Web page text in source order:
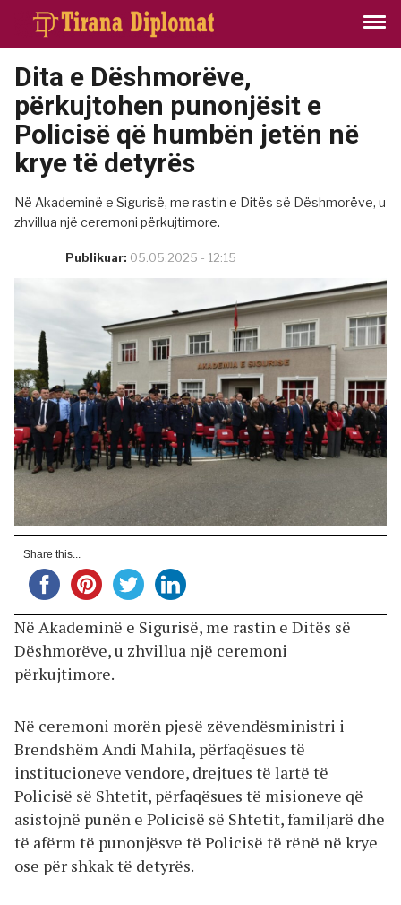
Dita e Dëshmorëve,
përkujtohen punonjësit e
Policisë që humbën jetën në
krye të detyrës
Në Akademinë e Sigurisë, me rastin e Ditës së Dëshmorëve, u
zhvillua një ceremoni përkujtimore.
Publikuar: 05.05.2025 - 12:15
Share this...
Në Akademinë e Sigurisë, me rastin e Ditës së
Dëshmorëve, u zhvillua një ceremoni
përkujtimore.
Në ceremoni morën pjesë zëvendësministri i
Brendshëm Andi Mahila, përfaqësues të
institucioneve vendore, drejtues të lartë të
Policisë së Shtetit, përfaqësues të misioneve që
asistojnë punën e Policisë së Shtetit, familjarë dhe
të afërm të punonjësve të Policisë të rënë në krye
ose për shkak të detyrës.